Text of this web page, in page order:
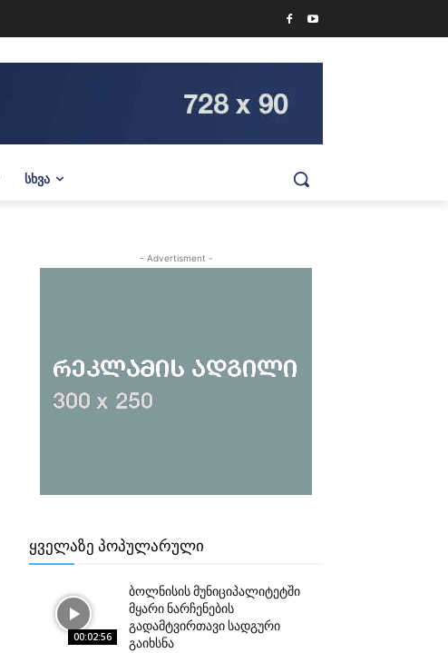
ᲡᲮᲕᲐ
- Advertisment -
ᲧᲕᲔᲚᲐᲖᲔ ᲞᲝᲞᲣᲚᲐᲠᲣᲚᲘ
00:02:56
ბოლნისის მუნიციპალიტეტში
მყარი ნარჩენების
გადამტვირთავი სადგური
გაიხსნა